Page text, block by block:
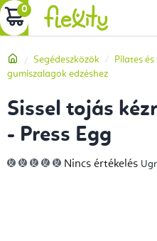
Ugrás
a
tartalomhoz
KOSÁR
Kezdőlap
Segédeszközök Pilates
gumiszalagok edzéshez
Sissel tojás
- Press Egg
A
termék
Nincs értékelés